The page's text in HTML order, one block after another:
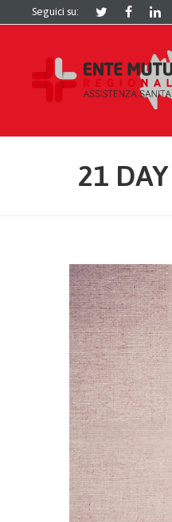
Seguici su:
21